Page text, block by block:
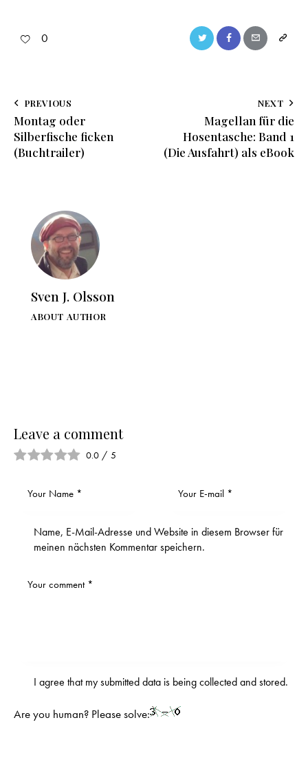
0
PREVIOUS
Montag oder
Silberfische ficken
(Buchtrailer)
NEXT
Magellan für die
Hosentasche: Band 1
(Die Ausfahrt) als eBook
Sven J. Olsson
ABOUT AUTHOR
Leave a comment
0.0 / 5
Name, E-Mail-Adresse und Website in diesem Browser für
meinen nächsten Kommentar speichern.
I agree that my submitted data is beingcollected and stored.
Are you human? Please solve: